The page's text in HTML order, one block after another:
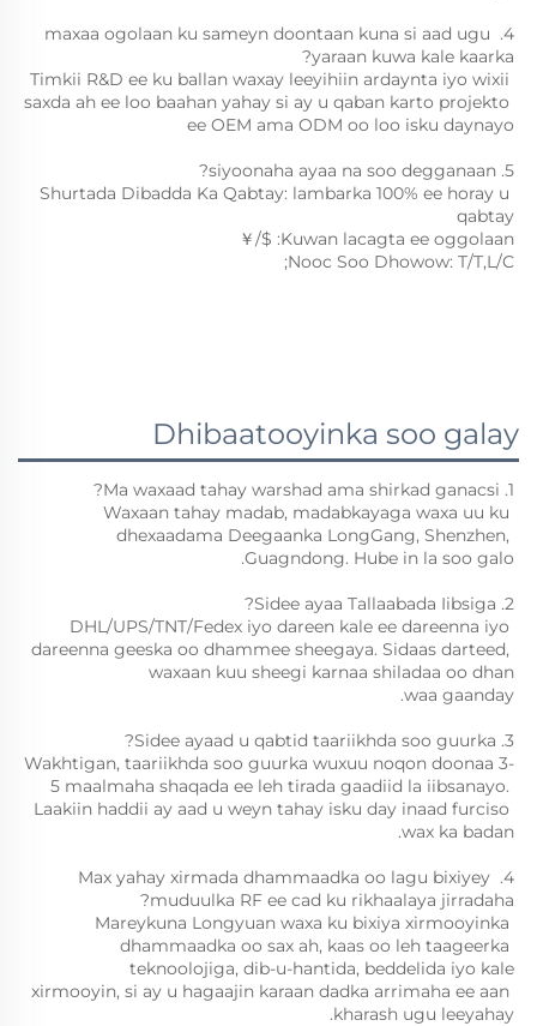
4. maxaa ogolaan ku sameyn doontaan kuna si aad ugu
yaraan kuwa kale kaarka?
Timkii R&D ee ku ballan waxay leeyihiin ardaynta iyo wixii
saxda ah ee loo baahan yahay si ay u qaban karto projekto
ee OEM ama ODM oo loo isku daynayo
5. siyoonaha ayaa na soo degganaan?
Shurtada Dibadda Ka Qabtay: lambarka 100% ee horay u
qabtay
Kuwan lacagta ee oggolaan:
$/￥
Nooc Soo Dhowow: T/T,L/C;
Dhibaatooyinka soo galay
1. Ma waxaad tahay warshad ama shirkad ganacsi?
Waxaan tahay madab, madabkayaga waxa uu ku
dhexaadama Deegaanka LongGang, Shenzhen,
Guagndong. Hube in la soo galo.
2. Sidee ayaa Tallaabada Iibsiga?
DHL/UPS/TNT/Fedex iyo dareen kale ee dareenna iyo
dareenna geeska oo dhammee sheegaya. Sidaas darteed,
waxaan kuu sheegi karnaa shiladaa oo dhan
waa gaanday.
3. Sidee ayaad u qabtid taariikhda soo guurka?
Wakhtigan, taariikhda soo guurka wuxuu noqon doonaa 3-
5 maalmaha shaqada ee leh tirada gaadiid la iibsanayo.
Laakiin haddii ay aad u weyn tahay isku day inaad furciso
wax ka badan.
4. Max yahay xirmada dhammaadka oo lagu bixiyey
muduulka RF ee cad ku rikhaalaya jirradaha?
Mareykuna Longyuan waxa ku bixiya xirmooyinka
dhammaadka oo sax ah, kaas oo leh taageerka
teknoolojiga, dib-u-hantida, beddelida iyo kale
xirmooyin, si ay u hagaajin karaan dadka arrimaha ee aan
kharash ugu leeyahay.